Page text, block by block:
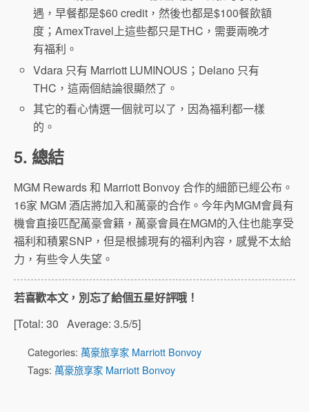
遇，早餐都是$60 credit，然後也都是$100餐飲額
度；AmexTravel上這些都只是THC，需要兩晚才
有福利。
Vdara 只有 Marriott LUMINOUS；Delano 只有
THC，這兩個結論很顯然了。
其它的看心情選一個就可以了，因為福利都一樣
的。
5. 總結
MGM Rewards 和 Marriott Bonvoy 合作的細節已經公布。
16家 MGM 酒店將加入和萬豪的合作。今年內MGM會員有
機會直接匹配萬豪會籍，萬豪會員在MGM的入住也能享受
福利和積累SNP，但是根據現有的福利內容，感覺不太給
力，有些令人失望。
若喜歡本文，別忘了給個五星好評哦！
[Total: 30 Average: 3.5/5]
Categories: 萬豪旅享家 Marriott Bonvoy
Tags: 萬豪旅享家 Marriott Bonvoy